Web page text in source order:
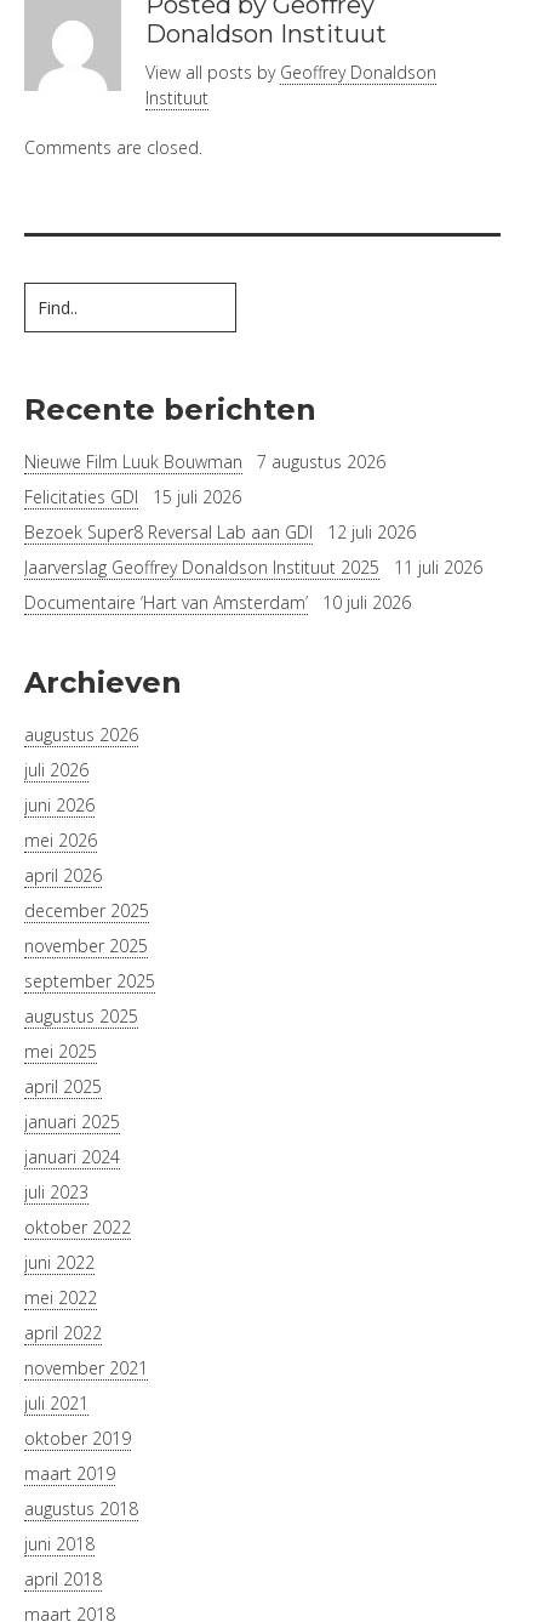
Donaldson Instituut
View all posts by Geoffrey Donaldson
Instituut
Comments are closed.
Recente berichten
Nieuwe Film Luuk Bouwman
7 augustus 2026
Felicitaties GDI
15 juli 2026
Bezoek Super8 Reversal Lab aan GDI
12 juli 2026
Jaarverslag Geoffrey Donaldson Instituut 2025
11 juli 2026
Documentaire ‘Hart van Amsterdam’
10 juli 2026
Archieven
augustus 2026
juli 2026
juni 2026
mei 2026
april 2026
december 2025
november 2025
september 2025
augustus 2025
mei 2025
april 2025
januari 2025
januari 2024
juli 2023
oktober 2022
juni 2022
mei 2022
april 2022
november 2021
juli 2021
oktober 2019
maart 2019
augustus 2018
juni 2018
april 2018
maart 2018